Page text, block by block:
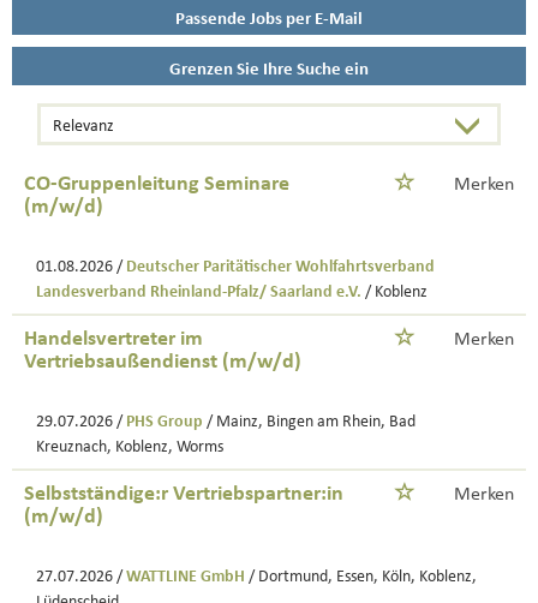
Passende Jobs per E-Mail
Grenzen Sie Ihre Suche ein
CO-Gruppenleitung Seminare
(m/w/d)
Merken
01.08.2026 / Deutscher Paritätischer Wohlfahrtsverband
Landesverband Rheinland-Pfalz/ Saarland e.V. / Koblenz
Handelsvertreter im
Vertriebsaußendienst (m/w/d)
Merken
29.07.2026 / PHS Group / Mainz, Bingen am Rhein, Bad
Kreuznach, Koblenz, Worms
Selbstständige:r Vertriebspartner:in
(m/w/d)
Merken
27.07.2026 / WATTLINE GmbH / Dortmund, Essen, Köln, Koblenz,